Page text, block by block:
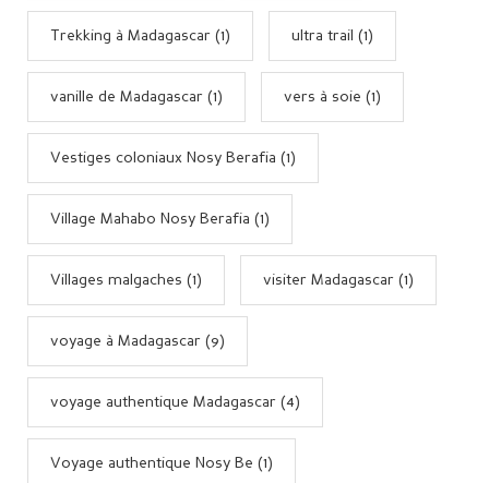
Trekking à Madagascar (1) ultra trail (1)
vanille de Madagascar (1) vers à soie (1)
Vestiges coloniaux Nosy Berafia (1)
Village Mahabo Nosy Berafia (1)
Villages malgaches (1) visiter Madagascar (1)
voyage à Madagascar (9)
voyage authentique Madagascar (4)
Voyage authentique Nosy Be (1)